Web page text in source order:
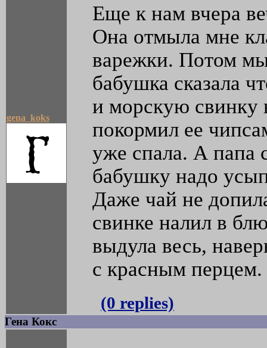
gena_koks
Еще к нам вчера
Она отмыла мне
варежки. Потом
бабушка сказала
и морскую свинку
покормил ее
уже спала. А папа
бабушку надо
Даже чай не
свинке налил в
выдула весь,
с красным перцем.
(0 replies)
Гена Кокс